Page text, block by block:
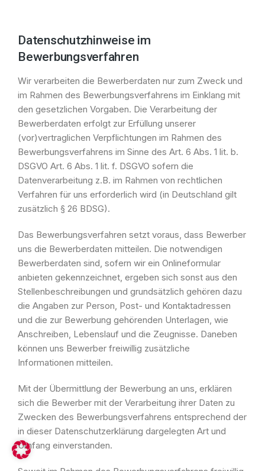
Datenschutzhinweise im
Bewerbungsverfahren
Wir verarbeiten die Bewerberdaten nur zum Zweck und
im Rahmen des Bewerbungsverfahrens im Einklang mit
den gesetzlichen Vorgaben. Die Verarbeitung der
Bewerberdaten erfolgt zur Erfüllung unserer
(vor)vertraglichen Verpflichtungen im Rahmen des
Bewerbungsverfahrens im Sinne des Art. 6 Abs. 1 lit. b.
DSGVO Art. 6 Abs. 1 lit. f. DSGVO sofern die
Datenverarbeitung z.B. im Rahmen von rechtlichen
Verfahren für uns erforderlich wird (in Deutschland gilt
zusätzlich § 26 BDSG).
Das Bewerbungsverfahren setzt voraus, dass Bewerber
uns die Bewerberdaten mitteilen. Die notwendigen
Bewerberdaten sind, sofern wir ein Onlineformular
anbieten gekennzeichnet, ergeben sich sonst aus den
Stellenbeschreibungen und grundsätzlich gehören dazu
die Angaben zur Person, Post- und Kontaktadressen
und die zur Bewerbung gehörenden Unterlagen, wie
Anschreiben, Lebenslauf und die Zeugnisse. Daneben
können uns Bewerber freiwillig zusätzliche
Informationen mitteilen.
Mit der Übermittlung der Bewerbung an uns, erklären
sich die Bewerber mit der Verarbeitung ihrer Daten zu
Zwecken des Bewerbungsverfahrens entsprechend der
in dieser Datenschutzerklärung dargelegten Art und
Umfang einverstanden.